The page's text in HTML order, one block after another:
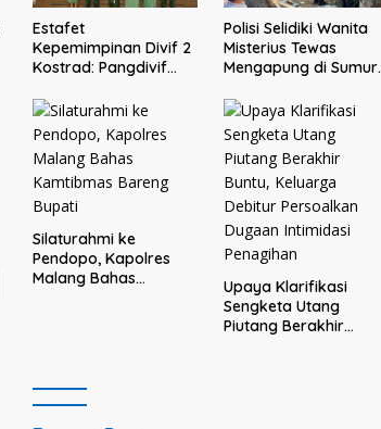
Estafet
Kepemimpinan Divif 2
Kostrad: Pangdivif
harus menjadi contoh
tauladan dan solusi
bagi prajurit
Polisi Selidiki Wanita
Misterius Tewas
Mengapung di Sumur
Malang
Silaturahmi ke
Pendopo, Kapolres
Malang Bahas
Upaya Klarifikasi
Sengketa Utang
Piutang Berakhir